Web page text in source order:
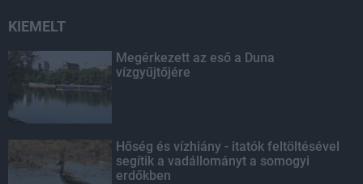
KIEMELT
Megérkezett az eső a Duna
vízgyűjtőjére
Hőség és vízhiány - itatók feltöltésével
segítik a vadállományt a somogyi
erdőkben